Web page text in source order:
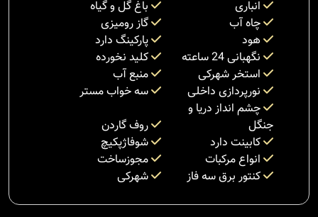
انباری
باغ گل و گیاه
چاه آب
گاز رومیزی
هود
پارکینگ دارد
نگهبانی 24 ساعته
کلید نخورده
استخر شهرکی
منبع آب
نورپردازی داخلی
سه خواب مستر
چشم انداز دریا و
جنگل
روف گاردن
کابینت دارد
شوفاژپکیچ
انواع مرکبات
مجوزساخت
کنتور برق سه فاز
شهرکی